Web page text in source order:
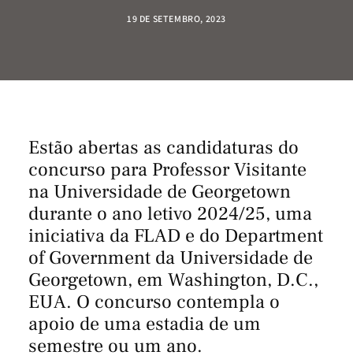
19 DE SETEMBRO, 2023
Estão abertas as candidaturas do
concurso para Professor Visitante
na Universidade de Georgetown
durante o ano letivo 2024/25, uma
iniciativa da FLAD e do Department
of Government da Universidade de
Georgetown, em Washington, D.C.,
EUA. O concurso contempla o
apoio de uma estadia de um
semestre ou um ano.